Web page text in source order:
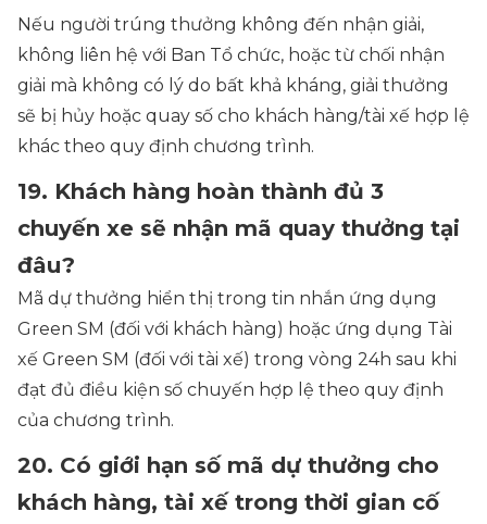
Nếu người trúng thưởng không đến nhận giải,
không liên hệ với Ban Tổ chức, hoặc từ chối nhận
giải mà không có lý do bất khả kháng, giải thưởng
sẽ bị hủy hoặc quay số cho khách hàng/tài xế hợp lệ
khác theo quy định chương trình.
19. Khách hàng hoàn thành đủ 3
chuyến xe sẽ nhận mã quay thưởng tại
đâu?
Mã dự thưởng hiển thị trong tin nhắn ứng dụng
Green SM (đối với khách hàng) hoặc ứng dụng Tài
xế Green SM (đối với tài xế) trong vòng 24h sau khi
đạt đủ điều kiện số chuyến hợp lệ theo quy định
của chương trình.
20. Có giới hạn số mã dự thưởng cho
khách hàng, tài xế trong thời gian cố